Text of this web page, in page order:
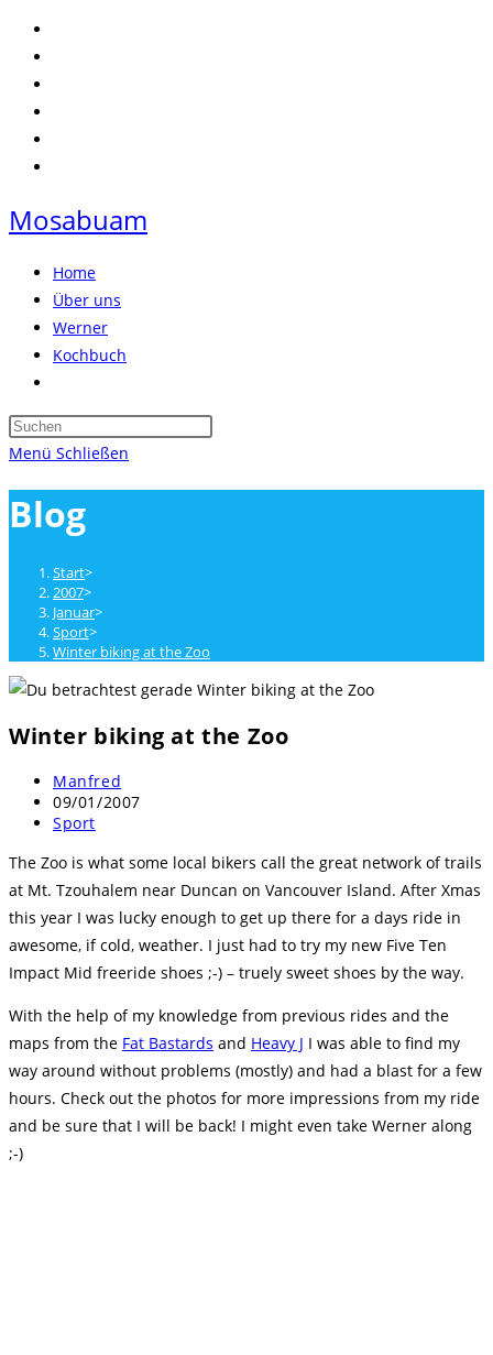
Zum
Inhalt
springen
Mosabuam
Home
Über uns
Werner
Kochbuch
umschalten
Press
Menü Schließen
Blog
Start>
2007>
Januar>
Sport>
Winter biking at the Zoo
Winter biking at the Zoo
Beitrags-
Autor:
Manfred
Beitrag
veröffentlicht:
09/01/2007
Beitrags-
Sport
The Zoo is what some local bikers call the great network of trails
at Mt. Tzouhalem near Duncan on Vancouver Island. After Xmas
this year I was lucky enough to get up there for a days ride in
awesome, if cold, weather. I just had to try my new Five Ten
Impact Mid freeride shoes ;-) – truely sweet shoes by the way.
With the help of my knowledge from previous rides and the
maps from the Fat Bastards and Heavy J I was able to find my
way around without problems (mostly) and had a blast for a few
hours. Check out the photos for more impressions from my ride
and be sure that I will be back! I might even take Werner along
;-)